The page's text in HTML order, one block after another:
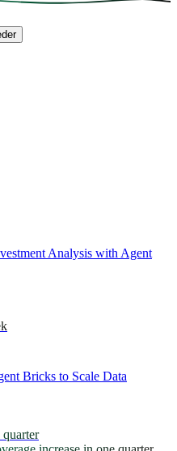
Analysis with Agent
Bricks to Scale Data
quarter